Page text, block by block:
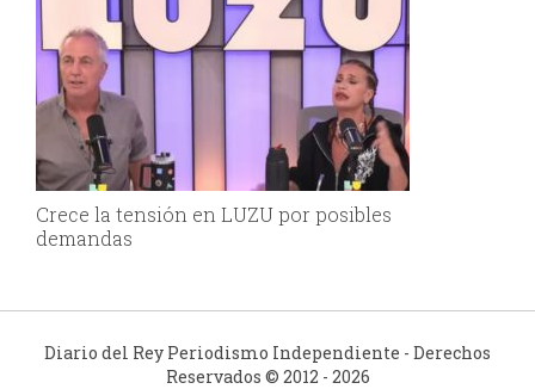
Crece la tensión en LUZU por posibles
demandas
Diario del Rey Periodismo Independiente - Derechos
Reservados © 2012 - 2026